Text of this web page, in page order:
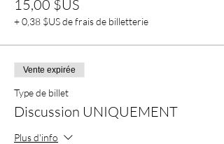
15,00 $US
+ 0,38 $US de frais de billetterie
Vente expirée
Type de billet
Discussion UNIQUEMENT
Plus d'info